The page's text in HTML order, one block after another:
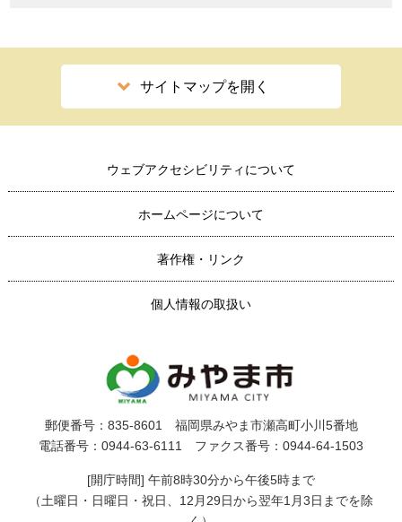
サイトマップを開く
ウェブアクセシビリティについて
ホームページについて
著作権・リンク
個人情報の取扱い
郵便番号：835-8601 福岡県みやま市瀬高町小川5番地
電話番号：0944-63-6111 ファクス番号：0944-64-1503
[開庁時間] 午前8時30分から午後5時まで
（土曜日・日曜日・祝日、12月29日から翌年1月3日までを除